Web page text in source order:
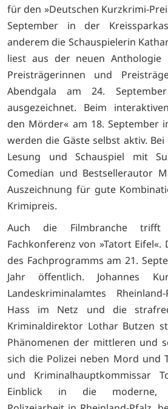
für den »Deutschen Kurzkrimi-
September in der
anderem die Schauspielerin
liest aus der neuen Anthologie
Preisträgerinnen und
Abendgala am 24.
ausgezeichnet. Beim
den Mörder« am 18. September
werden die Gäste selbst aktiv.
Lesung und Schauspiel mit
Comedian und Bestsellerautor
Auszeichnung für gute
Krimipreis.
Auch die Filmbranche
Fachkonferenz von »Tatort
des Fachprogramms am 21.
Jahr öffentlich. Johannes
Landeskriminalamtes
Hass im Netz und die
Kriminaldirektor Lothar Butzen
Phänomenen der mittleren und
sich die Polizei neben Mord und
und Kriminalhauptkommissar
Einblick in die moderne,